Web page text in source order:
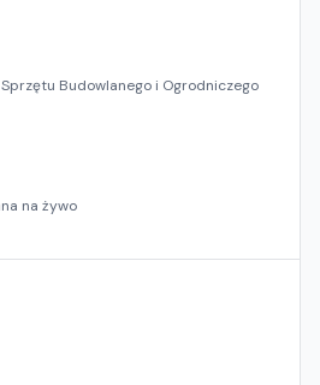
Budowlanego i Ogrodniczego
na żywo